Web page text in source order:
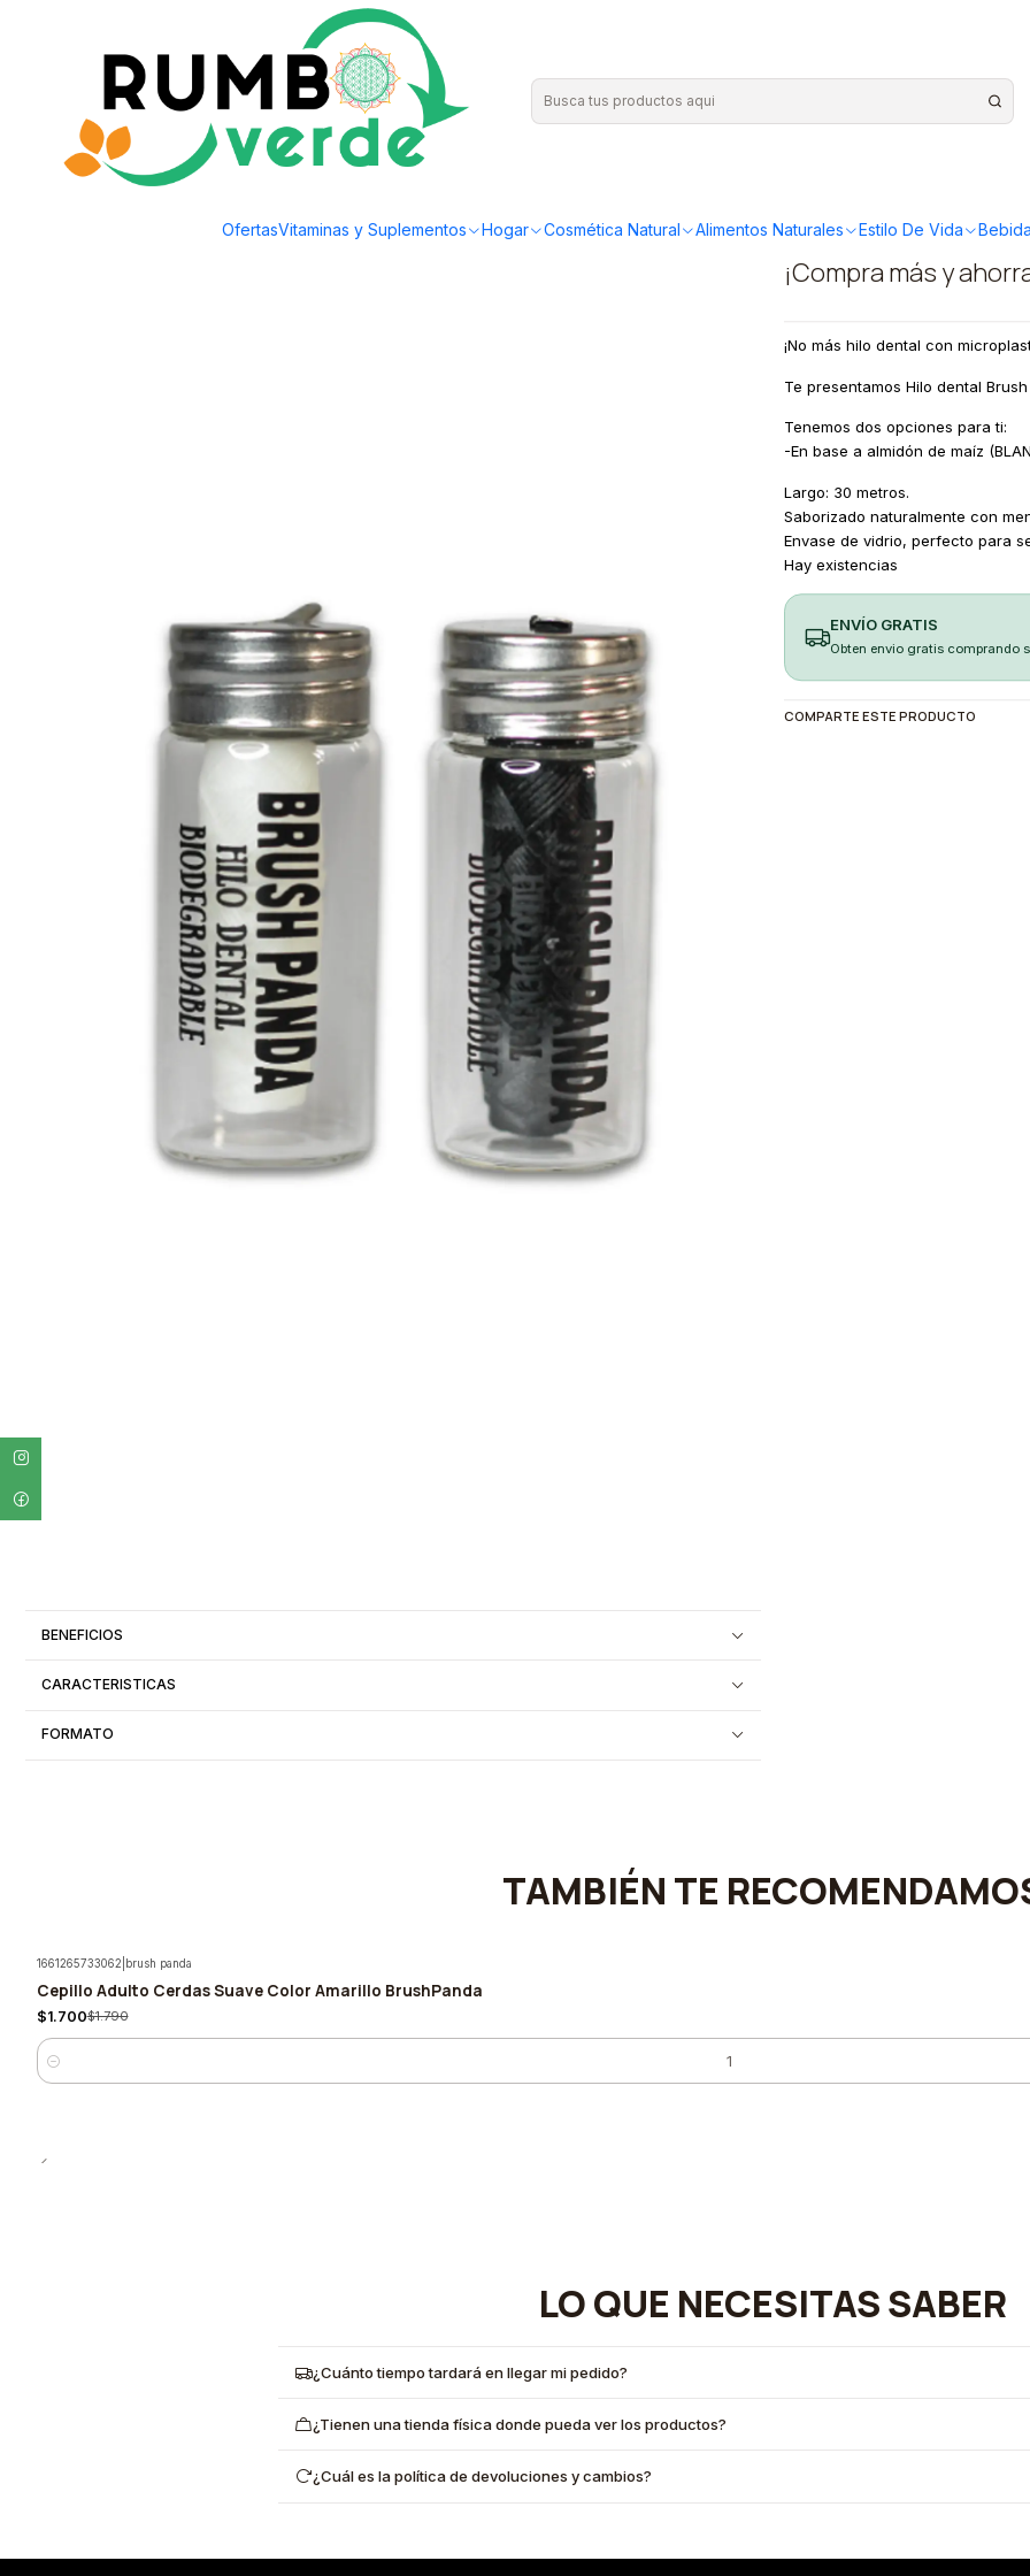
OfertasVitaminas y Suplementos Hogar Cosmética Natural Alimentos Naturales Estilo De Vida
Envío gratis por compras sobre los 59.990 en la provincia de Santiago
Cosmética Natural Higiene Personal Hilo dental biodegradable en base a maiz BrushPanda
BENEFICIOS
CARACTERISTICAS
FORMATO
base a
¡Compra más y
¡No más hilo dental con
Te presentamos Hilo dental
Tenemos dos opciones para ti:
-En base a almidón de maíz
Largo: 30 metros.
Saborizado naturalmente con
Envase de vidrio, perfecto para
Hay existencias
ENVÍO GRATIS
Obten envio gratis comprando
COMPARTE ESTE PRODUCTO
TAMBIÉN TE
-5%
1661265733062 brush panda
Cepillo Adulto Cerdas Suave Color Amarillo BrushPanda
$1.700$1.790
Cantidad
LO QUE NECESITAS SABER
¿Cuánto tiempo tardará en llegar mi pedido?
¿Tienen una tienda física donde pueda ver los productos?
¿Cuál es la política de devoluciones y cambios?